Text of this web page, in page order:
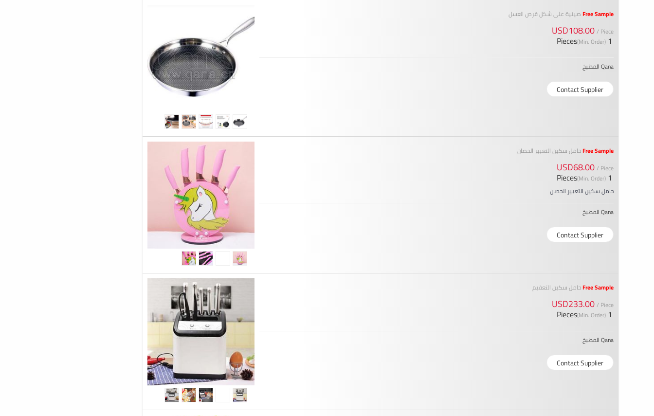
Free Sampleصينية على شكل قرص العسل
USD108.00/ Piece
1 Pieces
(Min. Order)
Qana المطبخ
Contact Supplier
Free Sampleحامل سكين التعبير الحصان
USD68.00/ Piece
1 Pieces
(Min. Order)
حامل سكين التعبير الحصان
Qana المطبخ
Contact Supplier
Free Sampleحامل سكين التعقيم
USD233.00/ Piece
1 Pieces
(Min. Order)
Qana المطبخ
Contact Supplier